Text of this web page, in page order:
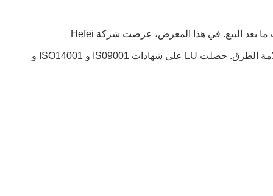
تمتلك شركتنا مصانع حديثة وخطوط إنتاج مؤتمتة بالكامل، وقوة تقنية قوية، ونظام خدمة كامل للبحث والتطوير والإنتاج والمبيعات وخدمات ما بعد البيع. في هذا المعرض، عرضت شركة Hefei
Luzhengtong بعض المنتجات العاكسة، بما في ذلك الألواح العاكسة والأشرطة العاكسة وغيرها من المنتجات العاكسة المستخدمة في سلامة الطرق. حصلت LU على شهادات IS09001 و ISO14001 و